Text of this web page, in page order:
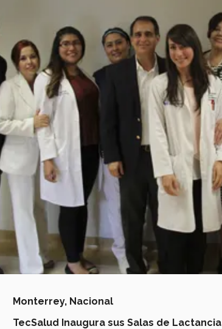
Monterrey, Nacional
TecSalud Inaugura sus Salas de Lactancia